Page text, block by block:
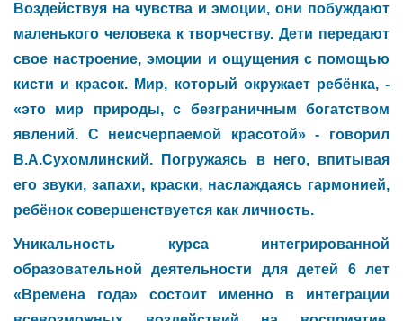
Воздействуя на чувства и эмоции, они побуждают
маленького человека к творчеству. Дети передают
свое настроение, эмоции и ощущения с помощью
кисти и красок. Мир, который окружает ребёнка, -
«это мир природы, с безграничным богатством
явлений. С неисчерпаемой красотой» - говорил
В.А.Сухомлинский. Погружаясь в него, впитывая
его звуки, запахи, краски, наслаждаясь гармонией,
ребёнок совершенствуется как личность.
Уникальность курса интегрированной
образовательной деятельности для детей 6 лет
«Времена года» состоит именно в интеграции